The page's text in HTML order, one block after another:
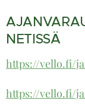
NETISSÄ
https://vello.fi/
https://vello.fi/